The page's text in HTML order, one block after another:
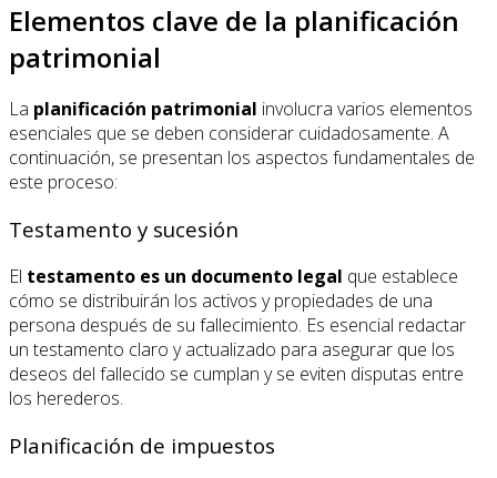
Elementos clave de la planificación
patrimonial
La planificación patrimonial involucra varios elementos
esenciales que se deben considerar cuidadosamente. A
continuación, se presentan los aspectos fundamentales de
este proceso:
Testamento y sucesión
El testamento es un documento legal que establece
cómo se distribuirán los activos y propiedades de una
persona después de su fallecimiento. Es esencial redactar
un testamento claro y actualizado para asegurar que los
deseos del fallecido se cumplan y se eviten disputas entre
los herederos.
Planificación de impuestos